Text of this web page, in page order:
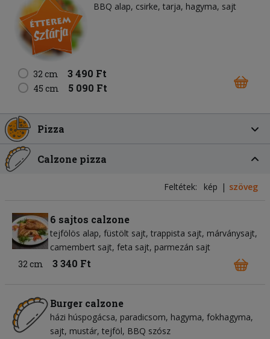
BBQ alap csirke tarja hagyma sajt
32 cm 3 490 Ft
45 cm 5 090 Ft
Pizza
Calzone pizza
Feltétek: kép szöveg
6 sajtos calzone
tejfölös alap füstölt sajt trappista sajt márványsajt
camembert sajt feta sajt parmezán sajt
32 cm
3 340 Ft
Burger calzone
házi húspogácsa paradicsom hagyma fokhagyma
sajt mustár tejföl BBQ szósz